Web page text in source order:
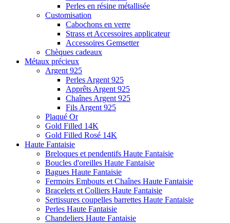
Perles en résine métallisée
Customisation
Cabochons en verre
Strass et Accessoires applicateur
Accessoires Gemsetter
Chèques cadeaux
Métaux précieux
Argent 925
Perles Argent 925
Apprêts Argent 925
Chaînes Argent 925
Fils Argent 925
Plaqué Or
Gold Filled 14K
Gold Filled Rosé 14K
Haute Fantaisie
Breloques et pendentifs Haute Fantaisie
Boucles d'oreilles Haute Fantaisie
Bagues Haute Fantaisie
Fermoirs Embouts et Chaînes Haute Fantaisie
Bracelets et Colliers Haute Fantaisie
Sertissures coupelles barrettes Haute Fantaisie
Perles Haute Fantaisie
Chandeliers Haute Fantaisie